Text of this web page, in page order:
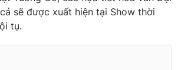
sẽ được xuất hiện tại Show thời
tụ.